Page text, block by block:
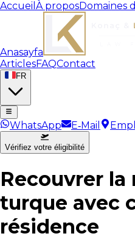
Accueil À proposDomaines
Anasayfa
ArticlesFAQContact
FR
WhatsApp E‑Mail
Vérifiez votre éligibilité
Recouvrer
turque avec
résidence